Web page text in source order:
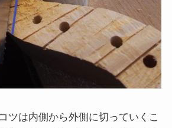
ツは内側から外側に切っていくこ